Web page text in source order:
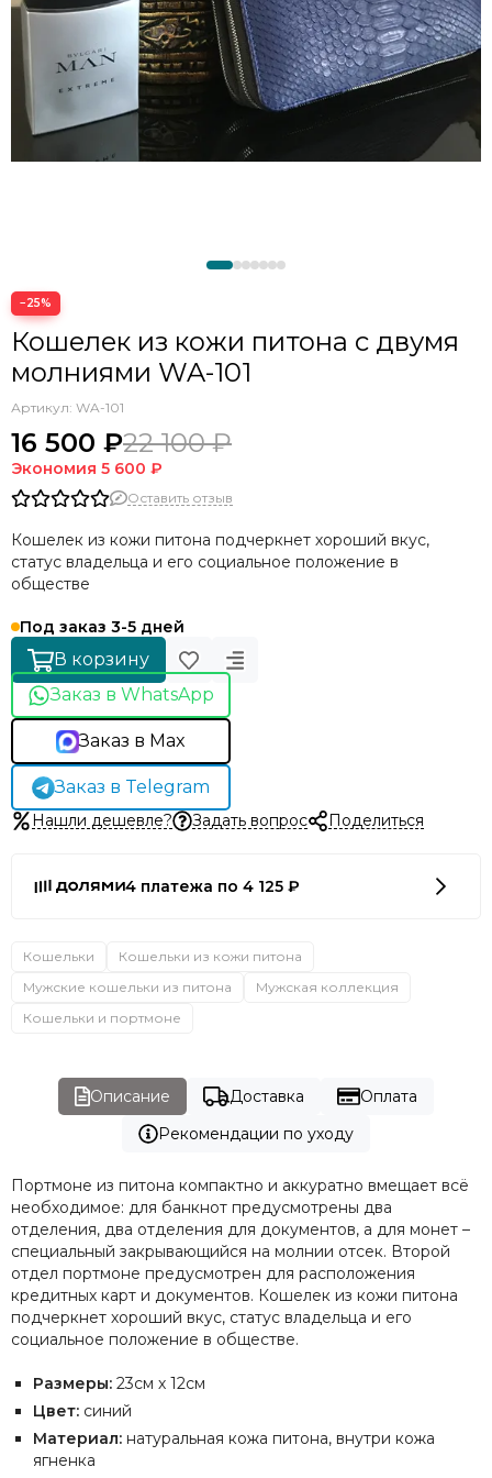
−25%
Кошелек из кожи питона с двумя
молниями WA-101
Артикул: WA-101
16 500 ₽22 100 ₽
Экономия 5 600 ₽
Оставить отзыв
Кошелек из кожи питона подчеркнет хороший вкус,
статус владельца и его социальное положение в
обществе
Под заказ 3-5 дней
В корзину
Заказ в WhatsApp
Заказ в Max
Заказ в Telegram
Нашли дешевле? Задать вопрос Поделиться
4 платежа по 4 125 ₽
Кошельки
Кошельки из кожи питона
Мужские кошельки из питона
Мужская коллекция
Кошельки и портмоне
Описание Доставка
Оплата
Рекомендации по уходу
Портмоне из питона компактно и аккуратно вмещает всё
необходимое: для банкнот предусмотрены два
отделения, два отделения для документов, а для монет –
специальный закрывающийся на молнии отсек. Второй
отдел портмоне предусмотрен для расположения
кредитных карт и документов. Кошелек из кожи питона
подчеркнет хороший вкус, статус владельца и его
социальное положение в обществе.
Размеры: 23см х 12см
Цвет: синий
Материал: натуральная кожа питона, внутри кожа
ягненка